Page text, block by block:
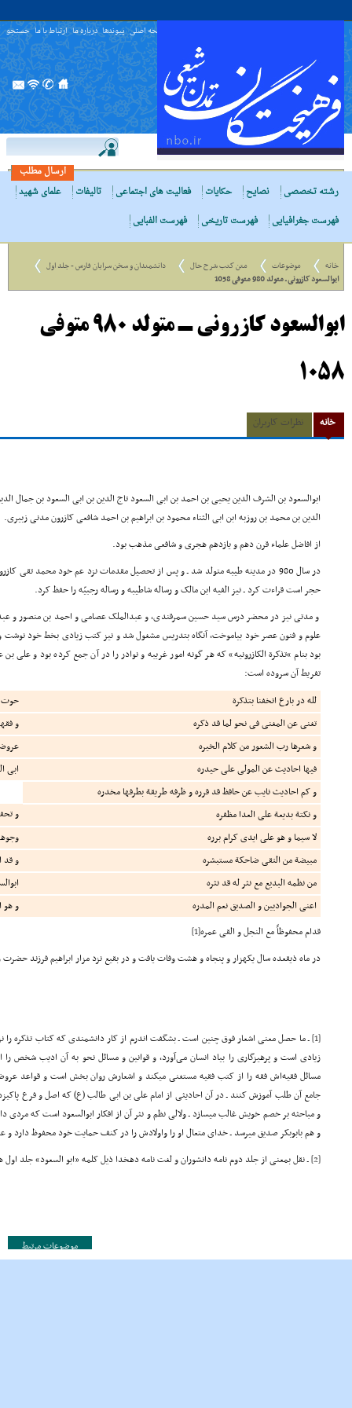
صفحه اصلی پیوندها درباره ما ارتباط با ما جستجو
ارسال مطلب
رشته تخصصی
نصایح حکایات فعالیت های اجتماعی تالیفات
علمای شهید
فهرست جغرافیایی
فهرست تاریخی فهرست الفبایی
خانه موضوعات متن کتب شرح حال
دانشمندان و سخن سرایان فارس - جلد اول
ابوالسعود کازرونی ـ متولد 980 متوفی 1058
ابوالسعود کازرونی ـ متولد 980 متوفی
1058
خانه نظرات کاربران
ابوالسعود بن الشرف الدین یحیی بن احمد بن ابی السعود تاج الدین بن ابی السعود بن
الدین بن محمد بن روزبه ابن ابی الثناء محمود بن ابراهیم بن احمد شافعی کازرون مدنی زبیری.
از افاضل علماء قرن دهم و یازدهم هجری و شافعی مذهب بود.
در سال 980 در مدینه طیبه متولد شد ـ و پس از تحصیل مقدمات نزد عم خود محمد تقی
حجر است قراءت کرد ـ نیز الفیه ابن مالک و رساله شاطیبه و رساله رجبیّه را حفظ کرد.
و مدتی نیز در محضر درس سید حسین سمرقندی، و عبدالملک عصامی و احمد بن منصور و
علوم و فنون عصر خود بیاموخت، آنگاه بتدریس مشغول شد و نیز کتب زیادی بخط خود نوشت
بود بنام »تذکرة الکازرونیه» که هر گونه امور غریبه و نوادر را در آن جمع کرده بود و علی
تفریط آن سروده است:
لله در بارع اتخفنا بتذکرة
حوت
تغنی عن المغنی فی نحو لما قد ذکره
و
و شعرها رب الشعور من کلام الخیره
فیها احادیث عن المولی علی حیدره
ابی
و کم احادیث نایب عن حافظ قد قرره و ظرفه طریقة بطرفها مخدره
و نکتة بدیعة علی العدا مظفره
و
لا سیما و هو علی ایدی کرام برره
مبیضة من التقی ضاحکة مستبشره
و قد
من نظمه البدیع مع نثر له قد نثره
اعنی الجوادیین و الصدیق نعم المدره
و هو
قدام محفوظاً مع النجل و القی عمره[1]
در ماه ذیقعده سال یکهزار و پنجاه و هشت وفات یافت و در بقیع نزد مزار ابراهیم فرزند
[1] ـ ما حصل معنی اشعار فوق چنین است ـ بشگفت اندرم از کار دانشمندی که کتاب تذکره را
زیادی است و پرهیزگاری را بیاد انسان می‌آورد، و قوانین و مسائل نحو به آن ادیب شخص را
مسائل فقیه‌اش فقه را از کتب فقیه مستغنی میکند و اشعارش روان بخش است و قواعد
جامع آن طلب آموزش کنند ـ در آن احادیثی از امام علی بن ابی طالب (ع) که اصل و فرع
و مباحثه بر خصم خویش غالب میسازد ـ ولالی نظم و نثر آن از افکار ابوالسعود است که مردی
و هم بابوبکر صدیق میرسد ـ خدای متعال او را واولادش را در کنف حمایت خود محفوظ دارد و
[2] ـ نقل بمعنی از جلد دوم نامه دانشوران و لغت نامه دهخدا ذیل کلمه «ابو السعود» جلد اول
موضوعات مرتبط